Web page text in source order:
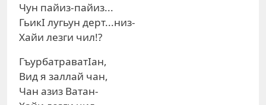
Чун пайиз-пайиз...
ГьикI лугьун дерт...низ-
Хайи лезги чил!?
ГъурбатраватIан,
Вид я заллай чан,
Чан азиз Ватан-